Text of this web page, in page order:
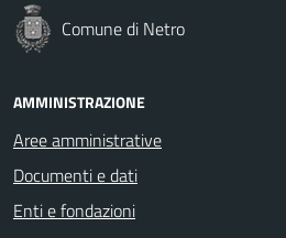
Comune di Netro
AMMINISTRAZIONE
Aree amministrative
Documenti e dati
Enti e fondazioni